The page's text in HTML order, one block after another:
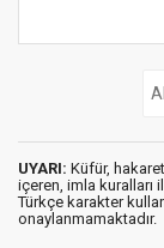
UYARI: Küfür,
içeren, imla kuralları
Türkçe karakter
onaylanmamaktadır.